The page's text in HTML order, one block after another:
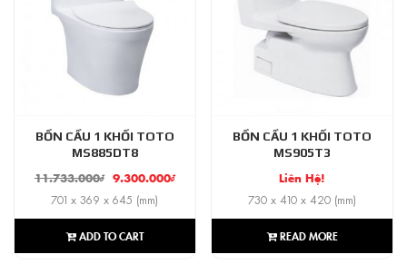
BỒN CẦU 1 KHỐI TOTO
MS885DT8
11.733.000₫ 9.300.000₫
701 x 369 x 645 (mm)
ADD TO CART
BỒN CẦU 1 KHỐI TOTO
MS905T3
Liên Hệ!
730 x 410 x 420 (mm)
READ MORE